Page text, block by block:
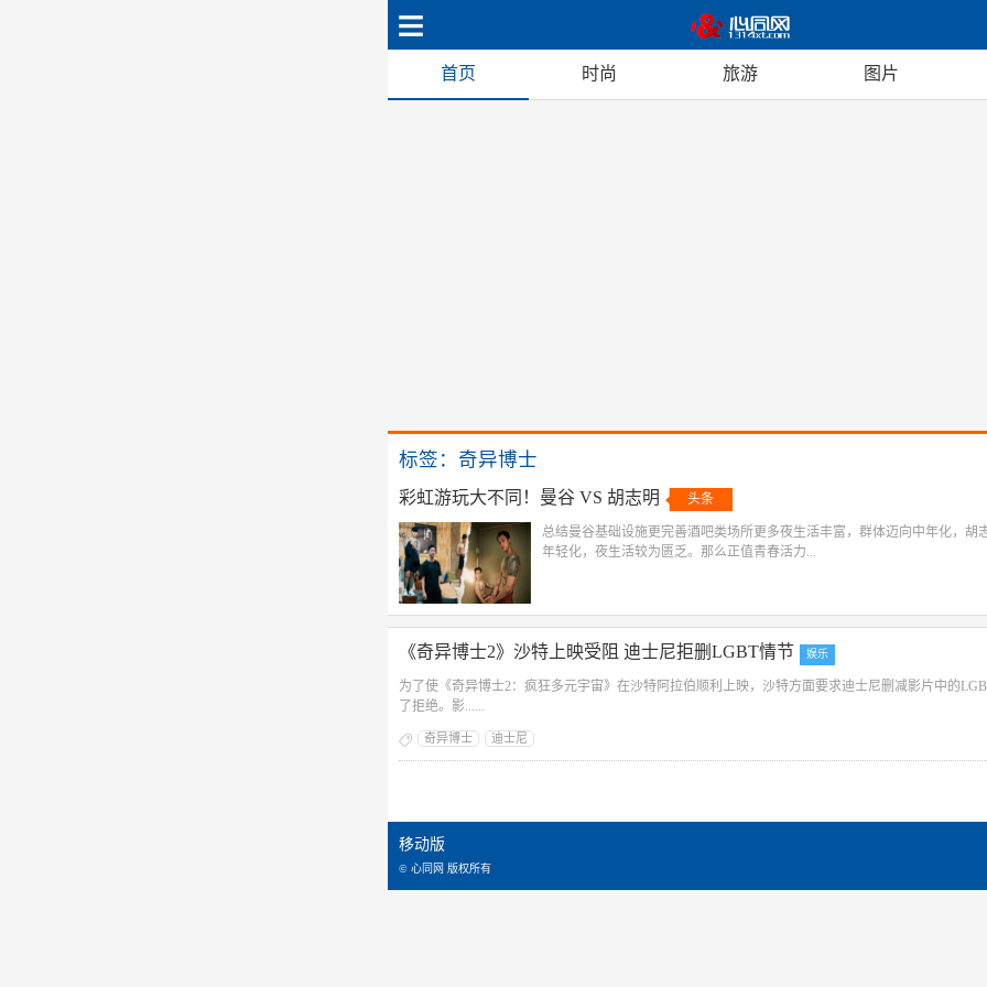
首页 时尚 旅游 图片
标签：奇异博士
彩虹游玩大不同！曼谷 VS 胡志明 头条
总结曼谷基础设施更完善酒吧类场所更多夜生活丰富，群体迈向中年化，胡
年轻化，夜生活较为匮乏。那么正值青春活力...
《奇异博士2》沙特上映受阻 迪士尼拒删LGBT情节 娱乐
为了使《奇异博士2：疯狂多元宇宙》在沙特阿拉伯顺利上映，沙特方面要求迪士尼删减影片中的
了拒绝。影......
奇异博士 迪士尼
移动版
© 心同网 版权所有